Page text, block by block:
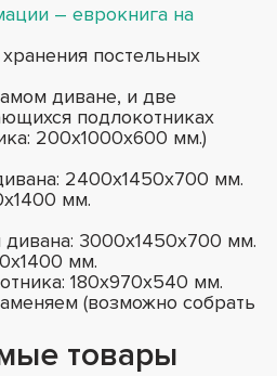
– еврокнига на
постельных
диване, и две
подлокотниках
200х1000х600 мм.)
2400х1450х700 мм.
мм.
3000х1450х700 мм.
мм.
180х970х540 мм.
(возможно собрать
товары